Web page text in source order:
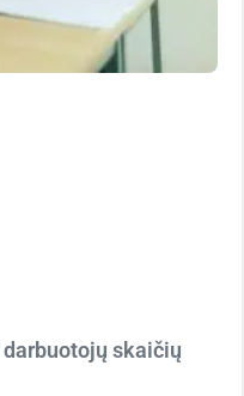
skaičių